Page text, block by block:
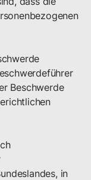
Beschwerde
in